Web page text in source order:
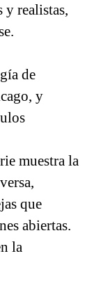
y realistas,
de
y
muestra la
que
abiertas.
la